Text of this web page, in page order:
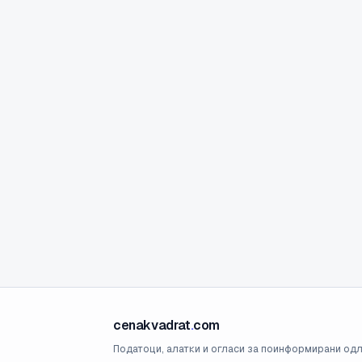
cenakvadrat.com
Податоци, алатки и огласи за поинформирани